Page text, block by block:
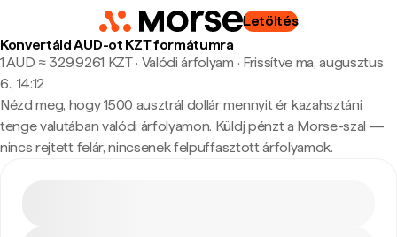
Letöltés
Konvertáld AUD-ot KZT formátumra
1 AUD ≈ 329,9261 KZT · Valódi árfolyam · Frissítve ma, augusztus
6., 14:12
Nézd meg, hogy 1500 ausztrál dollár mennyit ér kazahsztáni
tenge valutában valódi árfolyamon. Küldj pénzt a Morse-szal —
nincs rejtett felár, nincsenek felpuffasztott árfolyamok.